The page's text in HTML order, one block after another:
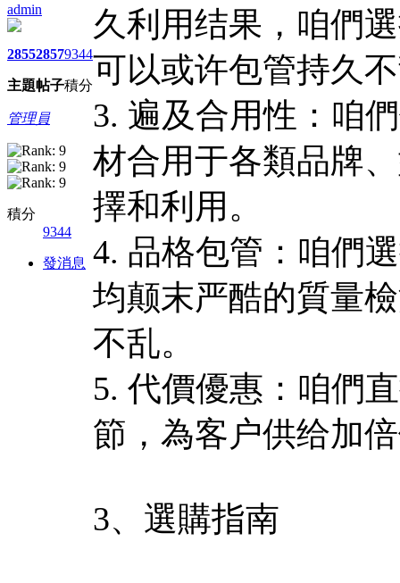
admin
2855
主題
2857
帖子
9344
積分
管理員
積分
9344
發消息
久利用结果，咱們
可以或许包管持久
3. 遍及合用性：咱
材合用于各類品牌
擇和利用。
4. 品格包管：咱們
均颠末严酷的質量
不乱。
5. 代價優惠：咱們
節，為客户供给加
3、選購指南